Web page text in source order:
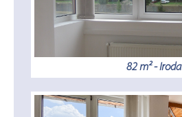
82 m² - Iroda